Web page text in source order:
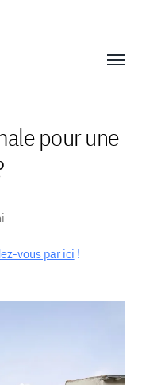
pour une
vous par ici !